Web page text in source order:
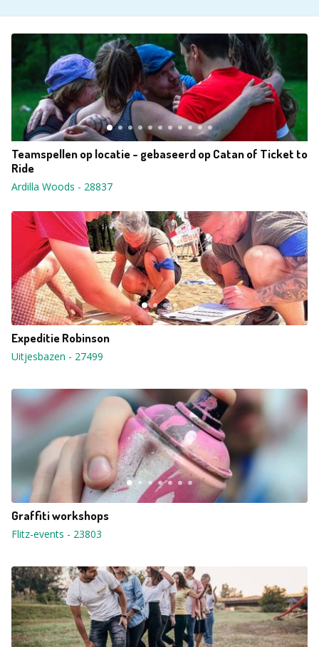
Teamspellen op locatie - gebaseerd op Catan of Ticket to
Ride
Ardilla Woods - 28837
Expeditie Robinson
Uitjesbazen - 27499
Graffiti workshops
Flitz-events - 23803